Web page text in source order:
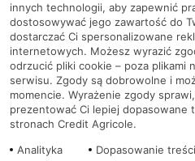
RODO
Regulamin serwisu
Mapa serwisu
PolitykaCookies
innych technologii, aby zapewnić
dostosowywać jego zawartość do
dostarczać Ci spersonalizowane
internetowych. Możesz wyrazić
odrzucić pliki cookie – poza plikami
serwisu. Zgody są dobrowolne i
momencie. Wyrażenie zgody
prezentować Ci lepiej dopasowane
stronach Credit Agricole.
Analityka
Dopasowanie